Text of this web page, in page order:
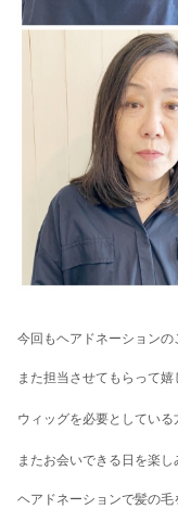
今回もヘアドネーションの
また担当させてもらって嬉
ウィッグを必要としてい
またお会いできる日を楽
ヘアドネーションで髪の毛